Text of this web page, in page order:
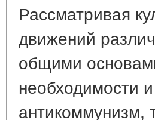
Рассматривая
движений
общими
необходимости